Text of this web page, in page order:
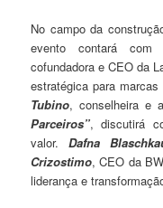
No campo da
evento contará
cofundadora e CEO da
estratégica para
Tubino, conselheira e
Parceiros”, discutirá
valor. Dafna
Crizostimo, CEO da
liderança e